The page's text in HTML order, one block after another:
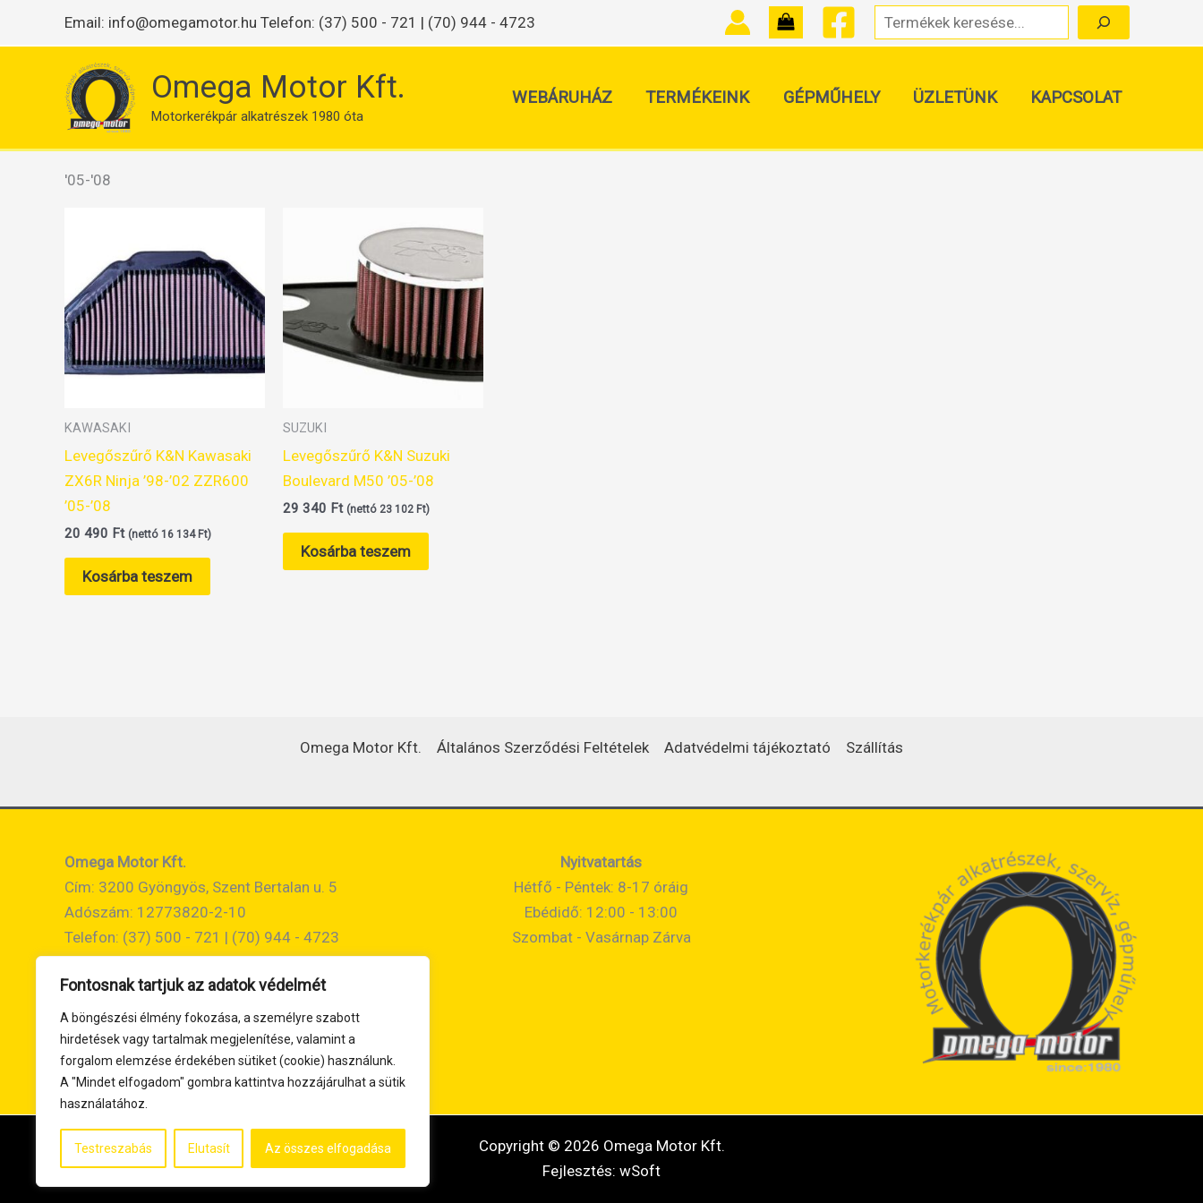
Fontosnak tartjuk az adatok védelmét
A böngészési élmény fokozása, a személyre szabott
hirdetések vagy tartalmak megjelenítése, valamint a
forgalom elemzése érdekében sütiket (cookie) használunk.
A "Mindet elfogadom" gombra kattintva hozzájárulhat a sütik
használatához.
Testreszabás Elutasít Az összes elfogadása
Email: info@omegamotor.hu Telefon: (37) 500 - 721 | (70) 944 - 4723 Keresés
Omega Motor Kft.
Motorkerékpár alkatrészek 1980 óta
WEBÁRUHÁZ TERMÉKEINK GÉPMŰHELY ÜZLETÜNK KAPCSOLAT
'05-'08
KAWASAKI
Levegőszűrő K&N Kawasaki
ZX6R Ninja ’98-’02 ZZR600
’05-’08
20 490 Ft (nettó 16 134 Ft)
Kosárba teszem
SUZUKI
Levegőszűrő K&N Suzuki
Boulevard M50 ’05-’08
29 340 Ft (nettó 23 102 Ft)
Kosárba teszem
Omega Motor Kft. Általános Szerződési Feltételek Adatvédelmi tájékoztató Szállítás
Omega Motor Kft.
Cím: 3200 Gyöngyös, Szent Bertalan u. 5
Adószám: 12773820-2-10
Telefon: (37) 500 - 721 | (70) 944 - 4723
Nyitvatartás
Hétfő - Péntek: 8-17 óráig
Ebédidő: 12:00 - 13:00
Szombat - Vasárnap Zárva
Copyright © 2026 Omega Motor Kft.
Fejlesztés: wSoft